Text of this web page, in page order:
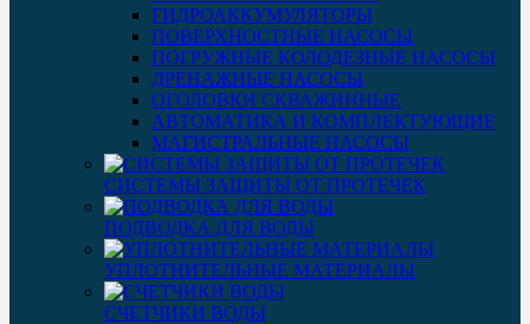
ГИДРОАККУМУЛЯТОРЫ
ПОВЕРХНОСТНЫЕ НАСОСЫ
ПОГРУЖНЫЕ КОЛОДЕЗНЫЕ НАСОСЫ
ДРЕНАЖНЫЕ НАСОСЫ
ОГОЛОВКИ СКВАЖИННЫЕ
АВТОМАТИКА И КОМПЛЕКТУЮЩИЕ
МАГИСТРАЛЬНЫЕ НАСОСЫ
СИСТЕМЫ ЗАЩИТЫ ОТ ПРОТЕЧЕК
ПОДВОДКА ДЛЯ ВОДЫ
УПЛОТНИТЕЛЬНЫЕ МАТЕРИАЛЫ
СЧЕТЧИКИ ВОДЫ